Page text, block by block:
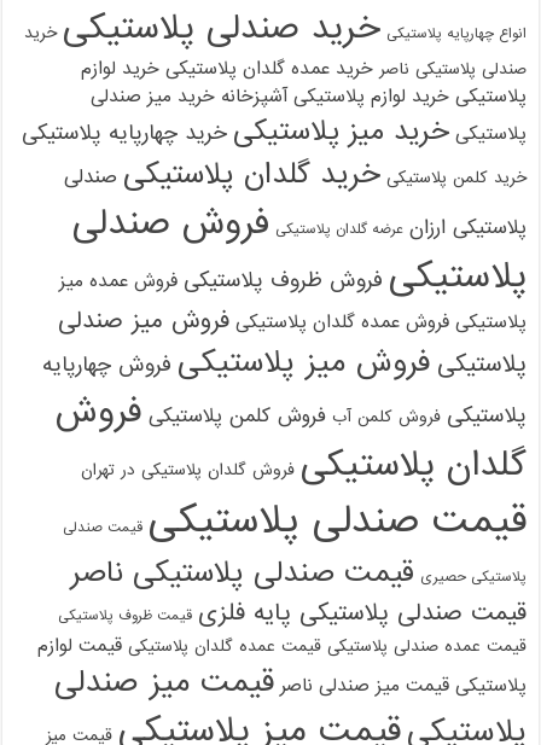
انواع چهارپایه پلاستیکی خرید صندلی پلاستیکی خرید
صندلی پلاستیکی ناصر خرید عمده گلدان پلاستیکی خرید لوازم
پلاستیکی خرید لوازم پلاستیکی آشپزخانه خرید میز صندلی
پلاستیکی خرید میز پلاستیکی خرید چهارپایه پلاستیکی
خرید کلمن پلاستیکی خرید گلدان پلاستیکی صندلی
پلاستیکی ارزان عرضه گلدان پلاستیکی فروش صندلی
پلاستیکی فروش ظروف پلاستیکی فروش عمده میز
پلاستیکی فروش عمده گلدان پلاستیکی فروش میز صندلی
پلاستیکی فروش میز پلاستیکی فروش چهارپایه
پلاستیکی فروش کلمن آب فروش کلمن پلاستیکی فروش
گلدان پلاستیکی فروش گلدان پلاستیکی در تهران
قیمت صندلی پلاستیکی قیمت صندلی
پلاستیکی حصیری قیمت صندلی پلاستیکی ناصر
قیمت صندلی پلاستیکی پایه فلزی قیمت ظروف پلاستیکی
قیمت عمده صندلی پلاستیکی قیمت عمده گلدان پلاستیکی قیمت لوازم
پلاستیکی قیمت میز صندلی ناصر قیمت میز صندلی
پلاستیکیقیمت میز پلاستیکی قیمت میز